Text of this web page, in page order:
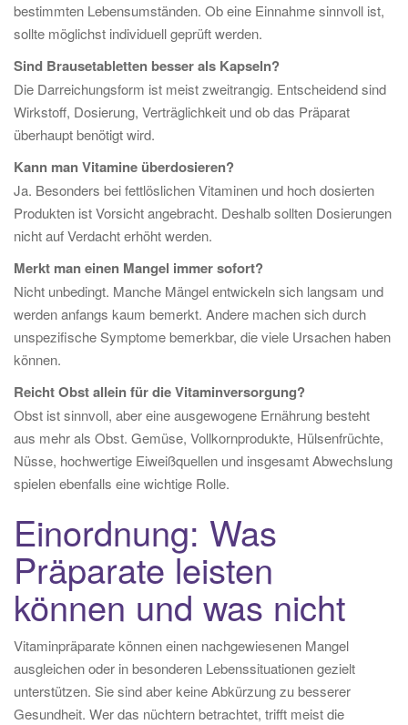
bestimmten Lebensumständen. Ob eine Einnahme sinnvoll ist,
sollte möglichst individuell geprüft werden.
Sind Brausetabletten besser als Kapseln?
Die Darreichungsform ist meist zweitrangig. Entscheidend sind
Wirkstoff, Dosierung, Verträglichkeit und ob das Präparat
überhaupt benötigt wird.
Kann man Vitamine überdosieren?
Ja. Besonders bei fettlöslichen Vitaminen und hoch dosierten
Produkten ist Vorsicht angebracht. Deshalb sollten Dosierungen
nicht auf Verdacht erhöht werden.
Merkt man einen Mangel immer sofort?
Nicht unbedingt. Manche Mängel entwickeln sich langsam und
werden anfangs kaum bemerkt. Andere machen sich durch
unspezifische Symptome bemerkbar, die viele Ursachen haben
können.
Reicht Obst allein für die Vitaminversorgung?
Obst ist sinnvoll, aber eine ausgewogene Ernährung besteht
aus mehr als Obst. Gemüse, Vollkornprodukte, Hülsenfrüchte,
Nüsse, hochwertige Eiweißquellen und insgesamt Abwechslung
spielen ebenfalls eine wichtige Rolle.
Einordnung: Was
Präparate leisten
können und was nicht
Vitaminpräparate können einen nachgewiesenen Mangel
ausgleichen oder in besonderen Lebenssituationen gezielt
unterstützen. Sie sind aber keine Abkürzung zu besserer
Gesundheit. Wer das nüchtern betrachtet, trifft meist die